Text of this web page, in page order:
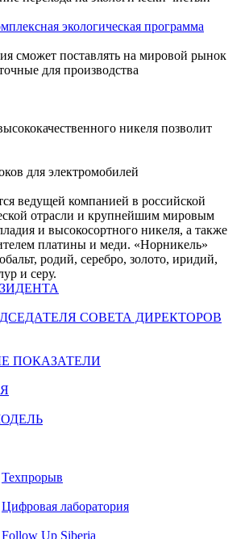
экологическая программа
сможет поставлять на мировой рынок
для производства
никеля позволит
для электромобилей
ведущей компанией в российской
отрасли и крупнейшим мировым
и высокосортного никеля, а также
платины и меди. «Норникель»
родий, серебро, золото, иридий,
и серу.
СОВЕТА ДИРЕКТОРОВ
ПОКАЗАТЕЛИ
Техпрорыв
Цифровая лаборатория
Follow Up Siberia